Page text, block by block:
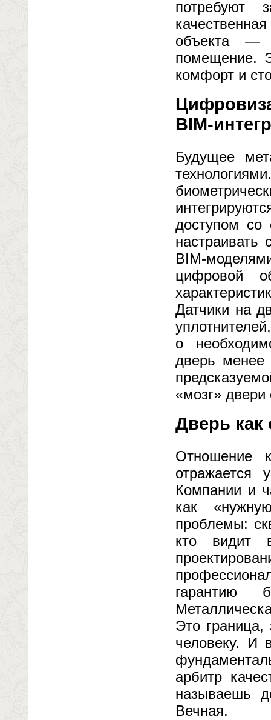
потребуют
объекта —
помещение.
комфорт и
BIM-
Будущее
доступом со
BIM-
цифровой
Датчики на
о
дверь менее
«мозг»
Дверь как
Отношение
отражается
Компании и
как
проблемы:
кто видит
гарантию
Это граница,
человеку. И
арбитр
называешь
Вечная.